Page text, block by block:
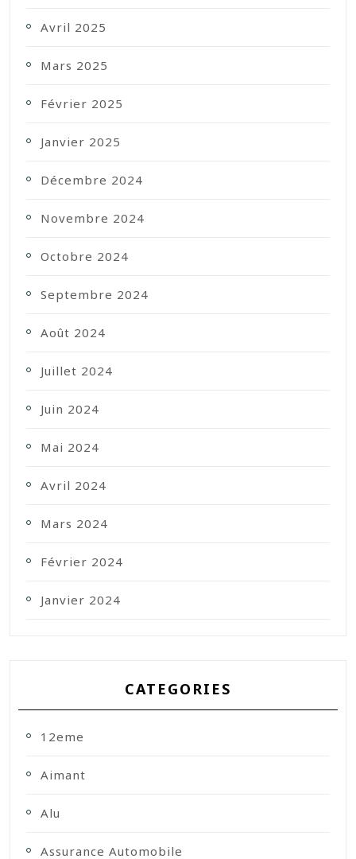
Avril 2025
Mars 2025
Février 2025
Janvier 2025
Décembre 2024
Novembre 2024
Octobre 2024
Septembre 2024
Août 2024
Juillet 2024
Juin 2024
Mai 2024
Avril 2024
Mars 2024
Février 2024
Janvier 2024
CATEGORIES
12eme
Aimant
Alu
Assurance Automobile